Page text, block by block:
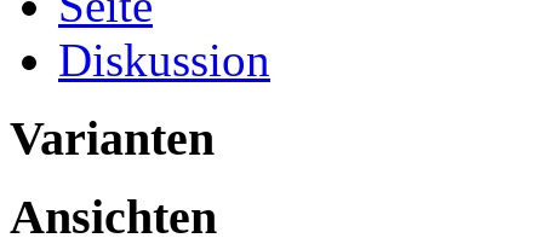
Diskussion
Varianten
Ansichten